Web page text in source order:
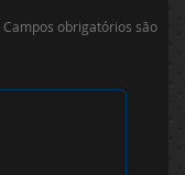
Campos obrigatórios são